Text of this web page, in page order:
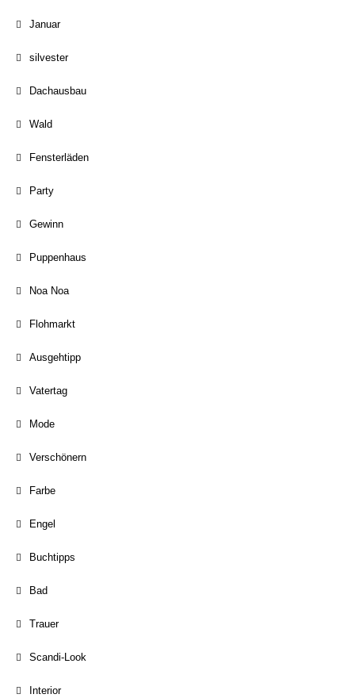
Januar
silvester
Dachausbau
Wald
Fensterläden
Party
Gewinn
Puppenhaus
Noa Noa
Flohmarkt
Ausgehtipp
Vatertag
Mode
Verschönern
Farbe
Engel
Buchtipps
Bad
Trauer
Scandi-Look
Interior